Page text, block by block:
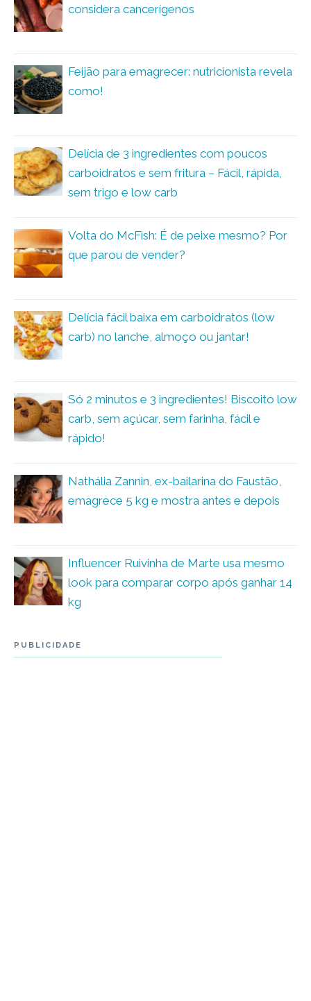
considera cancerígenos
Feijão para emagrecer: nutricionista revela
como!
Delícia de 3 ingredientes com poucos
carboidratos e sem fritura – Fácil, rápida,
sem trigo e low carb
Volta do McFish: É de peixe mesmo? Por
que parou de vender?
Delícia fácil baixa em carboidratos (low
carb) no lanche, almoço ou jantar!
Só 2 minutos e 3 ingredientes! Biscoito low
carb, sem açúcar, sem farinha, fácil e
rápido!
Nathália Zannin, ex-bailarina do Faustão,
emagrece 5 kg e mostra antes e depois
Influencer Ruivinha de Marte usa mesmo
look para comparar corpo após ganhar 14
kg
PUBLICIDADE